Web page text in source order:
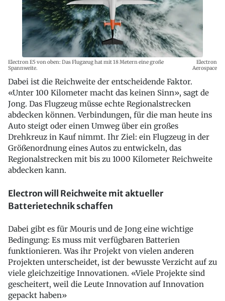
Electron E5 von oben: Das Flugzeug hat mit 18 Metern eine große
Spannweite.
Electron
Aerospace
Dabei ist die Reichweite der entscheidende Faktor.
«Unter 100 Kilometer macht das keinen Sinn», sagt de
Jong. Das Flugzeug müsse echte Regionalstrecken
abdecken können. Verbindungen, für die man heute ins
Auto steigt oder einen Umweg über ein großes
Drehkreuz in Kauf nimmt. Ihr Ziel: ein Flugzeug in der
Größenordnung eines Autos zu entwickeln, das
Regionalstrecken mit bis zu 1000 Kilometer Reichweite
abdecken kann.
Electron will Reichweite mit aktueller
Batterietechnik schaffen
Dabei gibt es für Mouris und de Jong eine wichtige
Bedingung: Es muss mit verfügbaren Batterien
funktionieren. Was ihr Projekt von vielen anderen
Projekten unterscheidet, ist der bewusste Verzicht auf zu
viele gleichzeitige Innovationen. «Viele Projekte sind
gescheitert, weil die Leute Innovation auf Innovation
gepackt haben»